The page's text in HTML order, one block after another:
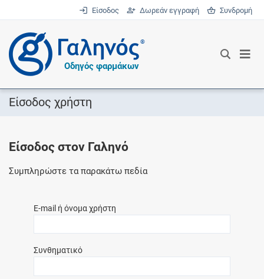
Είσοδος Δωρεάν εγγραφή Συνδρομή
®
Οδηγός φαρμάκων
Είσοδος χρήστη
Είσοδος στον Γαληνό
Συμπληρώστε τα παρακάτω πεδία
E-mail ή όνομα χρήστη
Συνθηματικό